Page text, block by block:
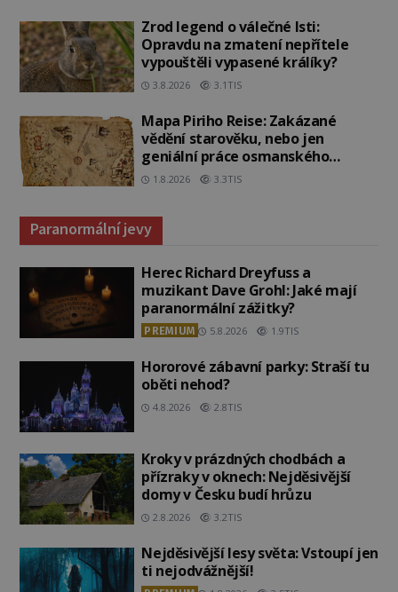
Zrod legend o válečné lsti:
Opravdu na zmatení nepřítele
vypouštěli vypasené králíky?
3.8.2026 3.1TIS
Mapa Piriho Reise: Zakázané
vědění starověku, nebo jen
geniální práce osmanského
admirála?
1.8.2026 3.3TIS
Paranormální jevy
Herec Richard Dreyfuss a
muzikant Dave Grohl: Jaké mají
paranormální zážitky?
PREMIUM 5.8.2026 1.9TIS
Hororové zábavní parky: Straší tu
oběti nehod?
4.8.2026 2.8TIS
Kroky v prázdných chodbách a
přízraky v oknech: Nejděsivější
domy v Česku budí hrůzu
2.8.2026 3.2TIS
Nejděsivější lesy světa: Vstoupí jen
ti nejodvážnější!